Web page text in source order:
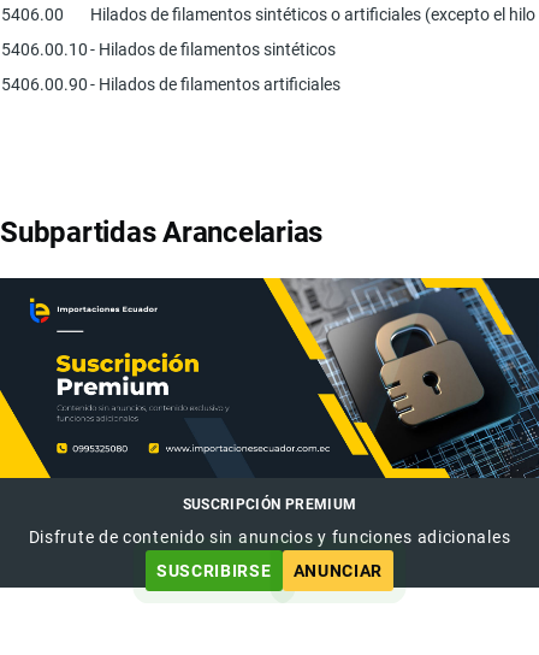
5406.00
Hilados de filamentos sintéticos o artificiales (excepto el
5406.00.10- Hilados de filamentos sintéticos
5406.00.90- Hilados de filamentos artificiales
Subpartidas Arancelarias
SUSCRIPCIÓN PREMIUM
Disfrute de contenido sin anuncios y funciones adicionales
SUSCRIBIRSE
ANUNCIAR